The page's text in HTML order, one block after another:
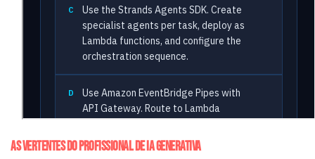
As vertentes do profissional de IA Generativa